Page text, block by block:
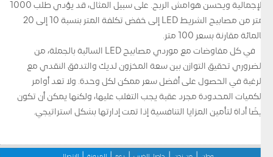
الإجمالية ويحسن هوامش الربح. على سبيل المثال، قد يؤدي طلب 1000
متر من مصابيح الشريط LED إلى خفض تكلفة المتر بنسبة 10 إلى 20
بالمائة مقارنة بسعر 100 متر.
في كل مفاوضات مع موردي مصابيح LED السائبة بالجملة، من
الضروري تحقيق التوازن بين سعة المخزون لديك والتدفق النقدي مع
الرغبة في الحصول على أفضل سعر ممكن لكل وحدة. ولا تعد أوامر
الكميات المحدودة مجرد عقبة يجب التغلب عليها، ولكنها يمكن أن تكون
أيضًا أداة لتأمين المزايا التنافسية إذا تمت إدارتها بشكل استراتيجي.